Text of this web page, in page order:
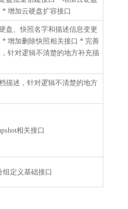
* 增加云硬盘扩容接口
盘、快照名字和描述信息变更
* 增加删除快照相关接口 * 完善
针对逻辑不清楚的地方补充描
描述，针对逻辑不清楚的地方
相关接口
组定义基础接口